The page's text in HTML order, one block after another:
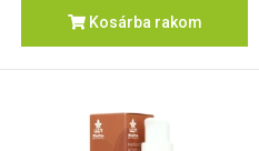
Kosárba rakom